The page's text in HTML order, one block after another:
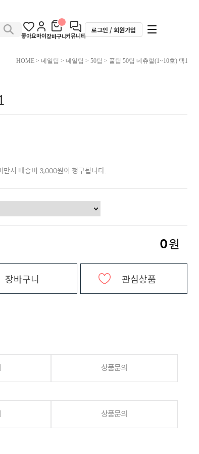
좋아요마이장바구니커뮤니티
로그인 / 회원가입
HOME> 네일팁 > 네일팁 > 50팁 > 풀팁 50팁 네츄럴(1~10호) 택1
시 배송비 3,000원이 청구됩니다.
0원
장바구니 관심상품
상품문의
상품문의